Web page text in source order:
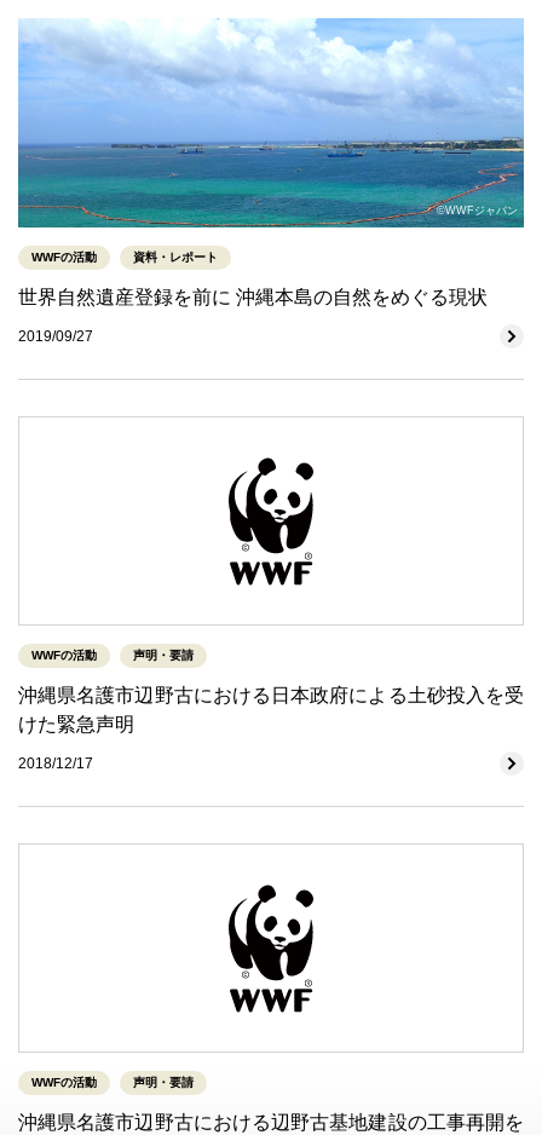
©WWFジャパン
WWFの活動 資料・レポート
世界自然遺産登録を前に 沖縄本島の自然をめぐる現状
2019/09/27
WWFの活動 声明・要請
沖縄県名護市辺野古における日本政府による土砂投入を受
けた緊急声明
2018/12/17
WWFの活動 声明・要請
沖縄県名護市辺野古における辺野古基地建設の工事再開を